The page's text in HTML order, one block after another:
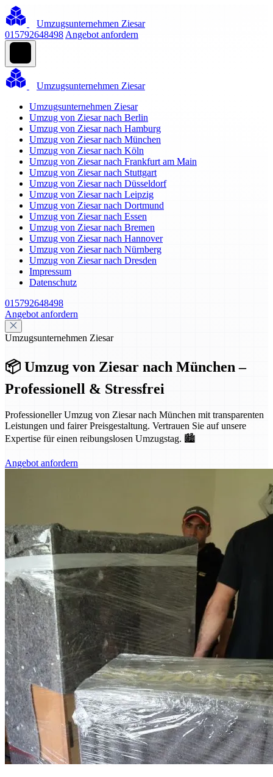
Umzugsunternehmen Ziesar
015792648498 Angebot anfordern
Umzugsunternehmen Ziesar
Umzugsunternehmen Ziesar
Umzug von Ziesar nach Berlin
Umzug von Ziesar nach Hamburg
Umzug von Ziesar nach München
Umzug von Ziesar nach Köln
Umzug von Ziesar nach Frankfurt am Main
Umzug von Ziesar nach Stuttgart
Umzug von Ziesar nach Düsseldorf
Umzug von Ziesar nach Leipzig
Umzug von Ziesar nach Dortmund
Umzug von Ziesar nach Essen
Umzug von Ziesar nach Bremen
Umzug von Ziesar nach Hannover
Umzug von Ziesar nach Nürnberg
Umzug von Ziesar nach Dresden
Impressum
Datenschutz
015792648498
Angebot anfordern
Umzugsunternehmen Ziesar
📦 Umzug von Ziesar nach München –
Professionell & Stressfrei
Professioneller Umzug von Ziesar nach München mit transparenten
Leistungen und fairer Preisgestaltung. Vertrauen Sie auf unsere
Expertise für einen reibungslosen Umzugstag. 🏙️
Angebot anfordern